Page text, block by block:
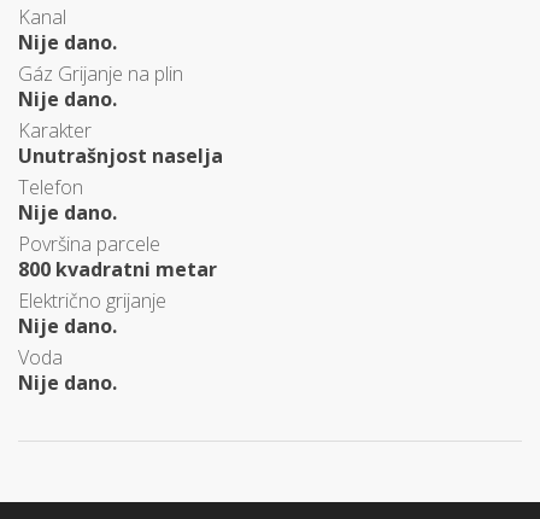
Kanal
Nije dano.
Gáz Grijanje na plin
Nije dano.
Karakter
Unutrašnjost naselja
Telefon
Nije dano.
Površina parcele
800 kvadratni metar
Električno grijanje
Nije dano.
Voda
Nije dano.